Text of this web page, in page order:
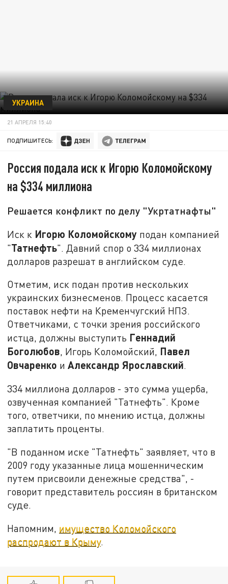
УКРАИНА
21 АПРЕЛЯ 15:40
ПОДПИШИТЕСЬ:
Россия подала иск к Игорю Коломойскому
на $334 миллиона
Решается конфликт по делу "Укртатнафты"
Иск к Игорю Коломойскому подан компанией
"Татнефть". Давний спор о 334 миллионах
долларов разрешат в английском суде.
Отметим, иск подан против нескольких
украинских бизнесменов. Процесс касается
поставок нефти на Кременчугский НПЗ.
Ответчиками, с точки зрения российского
истца, должны выступить Геннадий
Боголюбов, Игорь Коломойский, Павел
Овчаренко иАлександр Ярославский.
334 миллиона долларов - это сумма ущерба,
озвученная компанией "Татнефть". Кроме
того, ответчики, по мнению истца, должны
заплатить проценты.
"В поданном иске "Татнефть" заявляет, что в
2009 году указанные лица мошенническим
путем присвоили денежные средства", -
говорит представитель россиян в британском
суде.
Напомним, имущество Коломойского
распродают в Крыму.